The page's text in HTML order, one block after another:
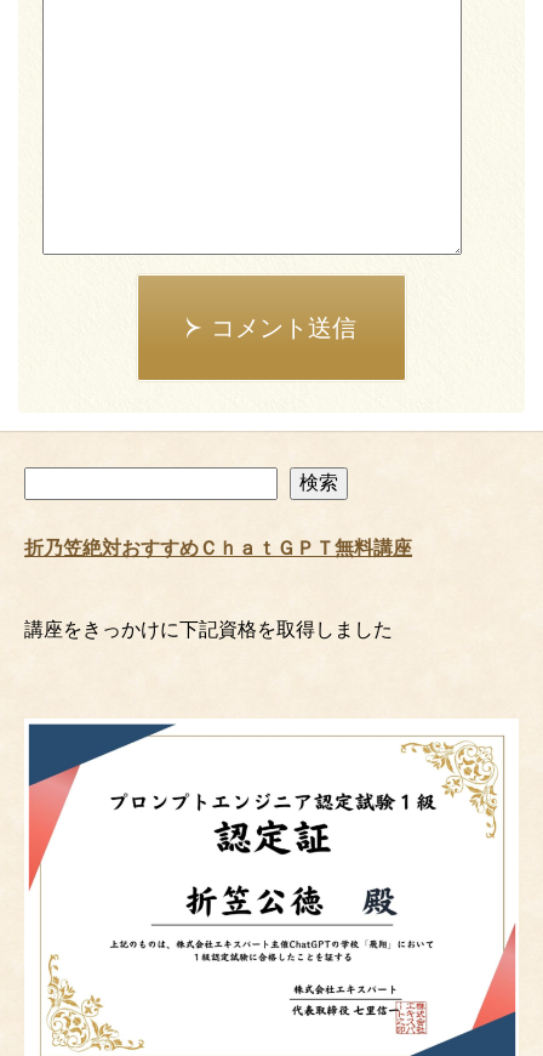
コメント送信
索
検索
折乃笠絶対おすすめＣｈａｔＧＰＴ無料講座
講座をきっかけに下記資格を取得しました